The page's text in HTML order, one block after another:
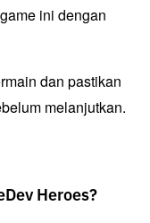
ini dengan
dan pastikan
melanjutkan.
Heroes?